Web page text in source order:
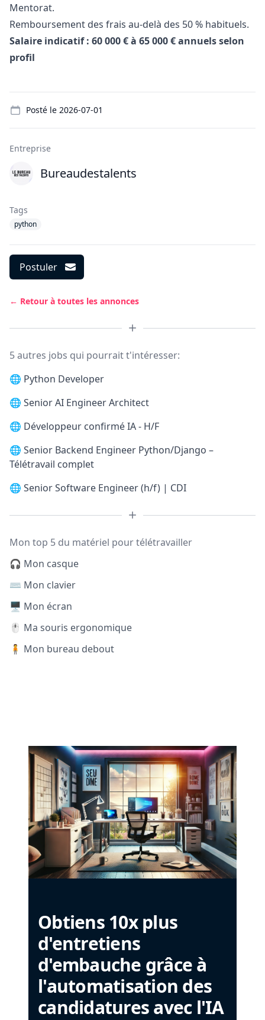
Mentorat.
Remboursement des frais au-delà des 50 % habituels.
Salaire indicatif : 60 000 € à 65 000 € annuels selon
profil
Posté le 2026-07-01
Entreprise
Bureaudestalents
Tags
python
Postuler
← Retour à toutes les annonces
5 autres jobs qui pourrait t'intéresser:
🌐 Python Developer
🌐 Senior AI Engineer Architect
🌐 Développeur confirmé IA - H/F
🌐 Senior Backend Engineer Python/Django –
Télétravail complet
🌐 Senior Software Engineer (h/f) | CDI
Mon top 5 du matériel pour télétravailler
🎧 Mon casque
⌨️ Mon clavier
🖥️ Mon écran
🖱️ Ma souris ergonomique
🧍 Mon bureau debout
Obtiens 10x plus
d'entretiens
d'embauche grâce à
l'automatisation des
candidatures avec l'IA